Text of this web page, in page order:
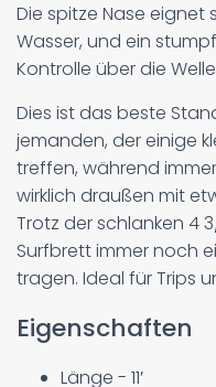
Die spitze Nase eignet
Wasser, und ein
Kontrolle über die
Dies ist das beste
jemanden, der einige
treffen, während
wirklich draußen mit
Trotz der schlanken 4
Surfbrett immer noch
tragen. Ideal für Trips
Eigenschaften
Länge - 11′